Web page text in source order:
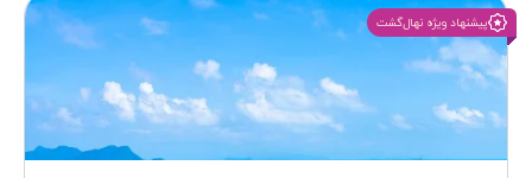
پیشنهاد ویژه نهال‌گشت